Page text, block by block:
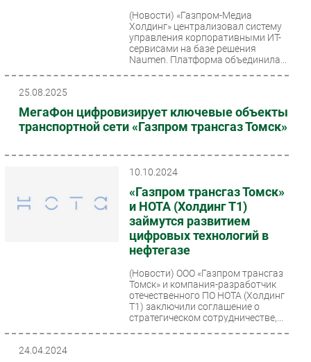
Регулирование
Web
Инновации
(Новости) «Газпром-Медиа
Холдинг» централизовал систему
управления корпоративными ИТ-
сервисами на базе решения
Naumen. Платформа объединила...
25.08.2025
МегаФон цифровизирует ключевые объекты
транспортной сети «Газпром трансгаз Томск»
10.10.2024
«Газпром трансгаз Томск»
и НОТА (Холдинг Т1)
займутся развитием
цифровых технологий в
нефтегазе
(Новости) ООО «Газпром трансгаз
Томск» и компания-разработчик
отечественного ПО НОТА (Холдинг
Т1) заключили соглашение о
стратегическом сотрудничестве,...
24.04.2024